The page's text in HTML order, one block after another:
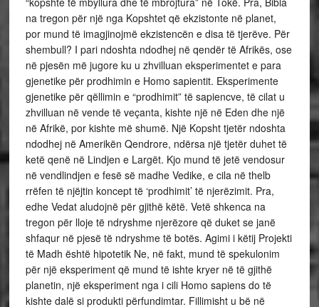
na tregon për një nga Kopshtet që ekzistonte në planet,
por mund të imagjinojmë ekzistencën e disa të tjerëve. Për
shembull? I pari ndoshta ndodhej në qendër të Afrikës, ose
në pjesën më jugore ku u zhvilluan eksperimentet e para
gjenetike për prodhimin e Homo sapientit. Eksperimente
gjenetike për qëllimin e “prodhimit” të sapiencve, të cilat u
zhvilluan në vende të veçanta, kishte një në Eden dhe një
në Afrikë, por kishte më shumë. Një Kopsht tjetër ndoshta
ndodhej në Amerikën Qendrore, ndërsa një tjetër duhet të
ketë qenë në Lindjen e Largët. Kjo mund të jetë vendosur
në vendlindjen e fesë së madhe Vedike, e cila në thelb
rrëfen të njëjtin koncept të ‘prodhimit’ të njerëzimit. Pra,
edhe Vedat aludojnë për gjithë këtë. Vetë shkenca na
tregon për lloje të ndryshme njerëzore që duket se janë
shfaqur në pjesë të ndryshme të botës. Agimi i këtij Projekti
të Madh është hipotetik Ne, në fakt, mund të spekulonim
për një eksperiment që mund të ishte kryer në të gjithë
planetin, një eksperiment nga i cili Homo sapiens do të
kishte dalë si produkti përfundimtar. Fillimisht u bë në